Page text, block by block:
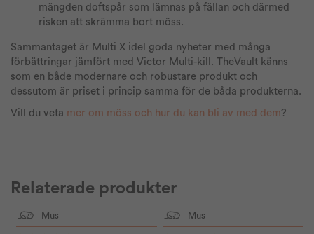
mängden doftspår som lämnas på fällan och därmed
risken att skrämma bort möss.
Sammantaget är Multi X idel goda nyheter med många
förbättringar jämfört med Victor Multi-kill. TheVault känns
som en både modernare och robustare produkt och
dessutom är priset i princip samma för de båda produkterna.
Vill du veta mer om möss och hur du kan bli av med dem?
Relaterade produkter
Mus Mus